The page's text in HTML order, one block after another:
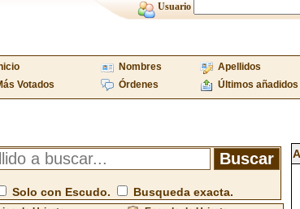
Usuario
Nombres Apellidos
Votados
Órdenes Últimos añadidos
Solo con Escudo. Busqueda exacta.